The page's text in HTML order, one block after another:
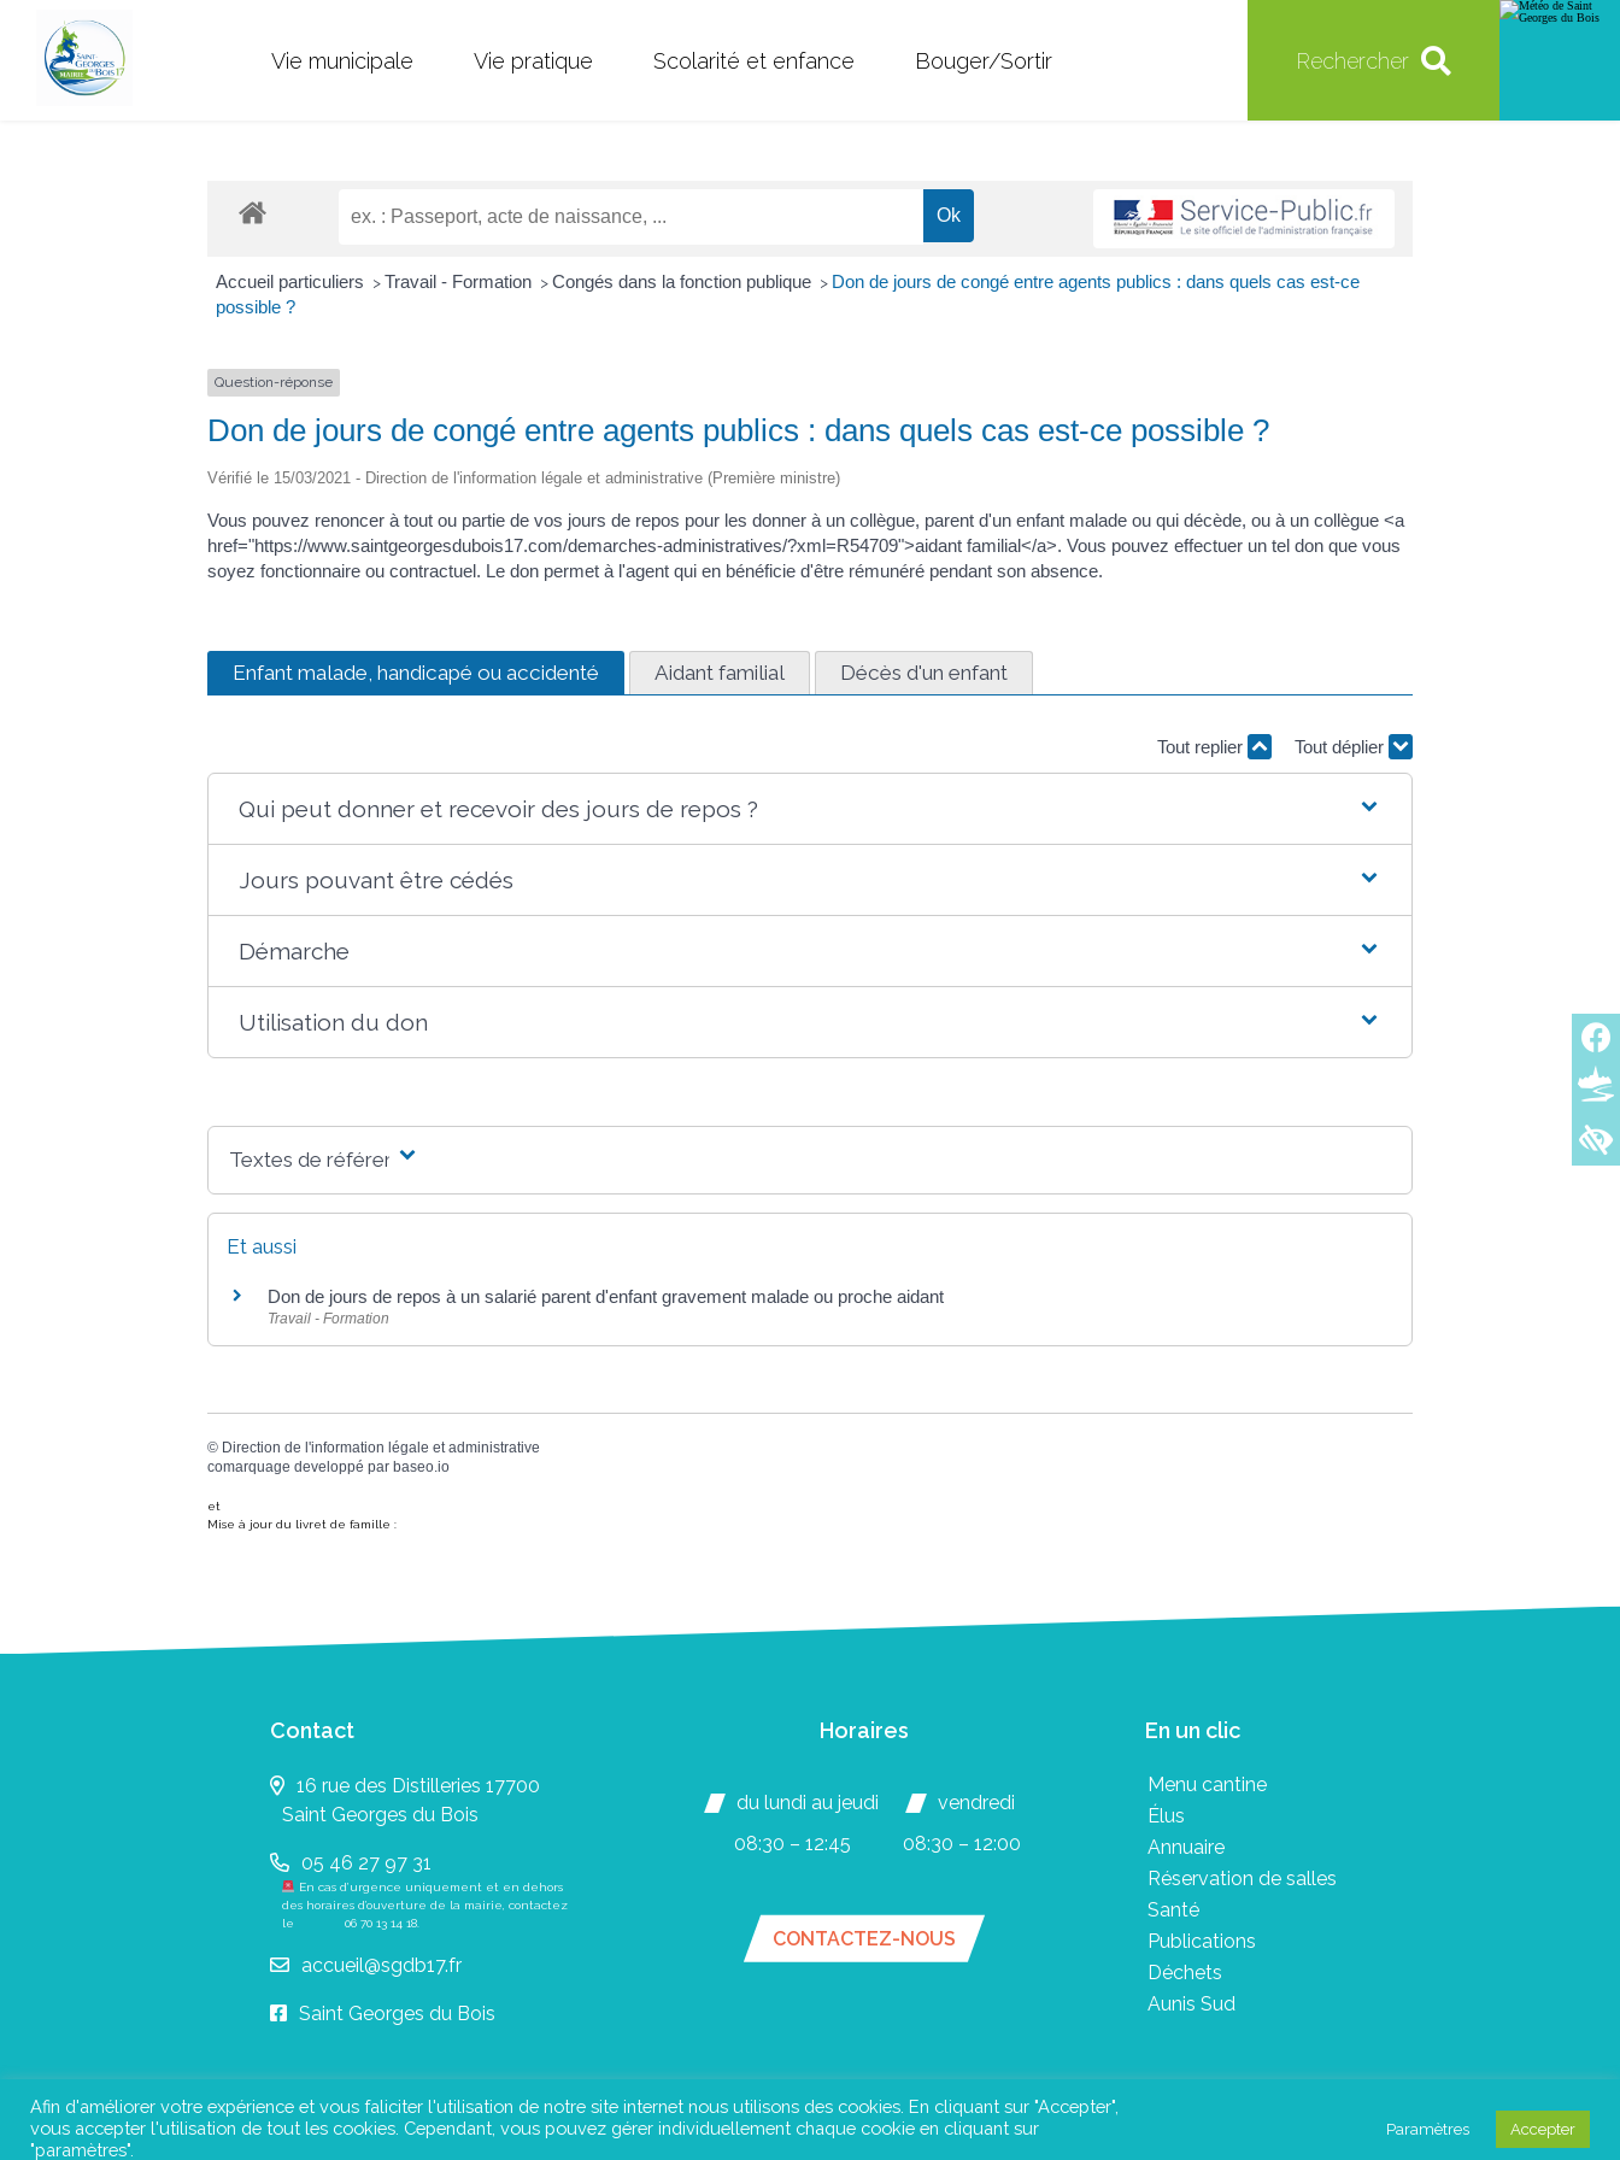
Vie municipale Vie pratique Scolarité et enfance Bouger/Sortir Rechercher
Accueil particuliers > Travail - Formation > Congés dans la fonction publique > Don de jours de congé entre agents publics : dans quels cas est-ce
possible ?
Question-réponse
Don de jours de congé entre agents publics : dans quels cas est-ce possible ?
Vérifié le 15/03/2021 - Direction de l'information légale et administrative (Première ministre)
Vous pouvez renoncer à tout ou partie de vos jours de repos pour les donner à un collègue, parent d'un enfant malade ou qui décède, ou à un collègue <a
href="https://www.saintgeorgesdubois17.com/demarches-administratives/?xml=R54709">aidant familial</a>. Vous pouvez effectuer un tel don que vous
soyez fonctionnaire ou contractuel. Le don permet à l'agent qui en bénéficie d'être rémunéré pendant son absence.
Enfant malade, handicapé ou accidenté Aidant familial Décès d'un enfant
Tout replier Tout déplier
Qui peut donner et recevoir des jours de repos ?
Jours pouvant être cédés
Démarche
Utilisation du don
Textes de référence
Et aussi
Don de jours de repos à un salarié parent d'enfant gravement malade ou proche aidant
Travail - Formation
© Direction de l'information légale et administrative
comarquage developpé par baseo.io
et
Mise à jour du livret de famille :
Contact
16 rue des Distilleries 17700
Saint Georges du Bois
05 46 27 97 31
En cas d’urgence uniquement et en dehors
des horaires d’ouverture de la mairie, contactez
le 06 70 13 14 18.
accueil@sgdb17.fr
Saint Georges du Bois
Horaires
du lundi au jeudi
08:30 – 12:45
vendredi
08:30 – 12:00
CONTACTEZ-NOUS
En un clic
Menu cantine
Élus
Annuaire
Réservation de salles
Santé
Publications
Déchets
Aunis Sud
Plan du site
Afin d'améliorer votre expérience et vous faliciter l'utilisation de notre site internet nous utilisons des cookies. En cliquant sur "Accepter",
vous accepter l'utilisation de tout les cookies. Cependant, vous pouvez gérer individuellement chaque cookie en cliquant sur
"paramètres".
Paramètres Accepter